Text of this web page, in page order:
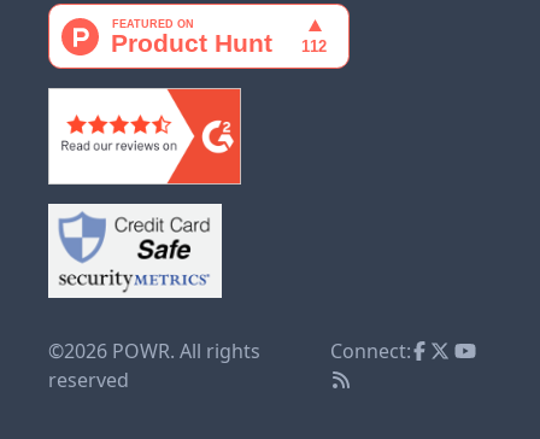
©2026 POWR. All rights
reserved
Connect: